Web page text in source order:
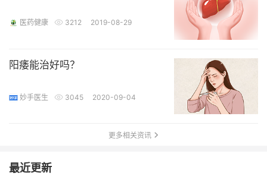
医药健康 3212 2019-08-29
阳痿能治好吗？
妙手医生 3045 2020-09-04
更多相关资讯
最近更新